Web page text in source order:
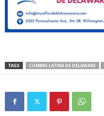
TAGS CUMBRE LATINA DE DELAWARE